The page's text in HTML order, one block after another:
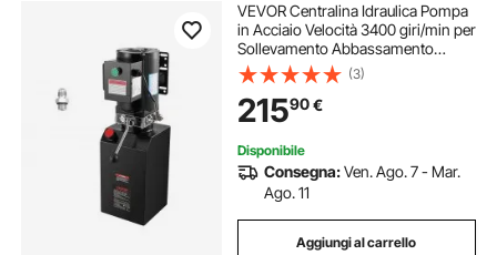
VEVOR Centralina Idraulica Pompa
in Acciaio Velocità 3400 giri/min per
Sollevamento Abbassamento
Veicoli, Centralina Idraulica per
Rimorchio Ribaltabile Portata max.
6,3 L/min con Serbatoio Metallo
(3)
21590€
Disponibile
Consegna:Ven. Ago. 7 - Mar.
Ago. 11
Aggiungi al carrello